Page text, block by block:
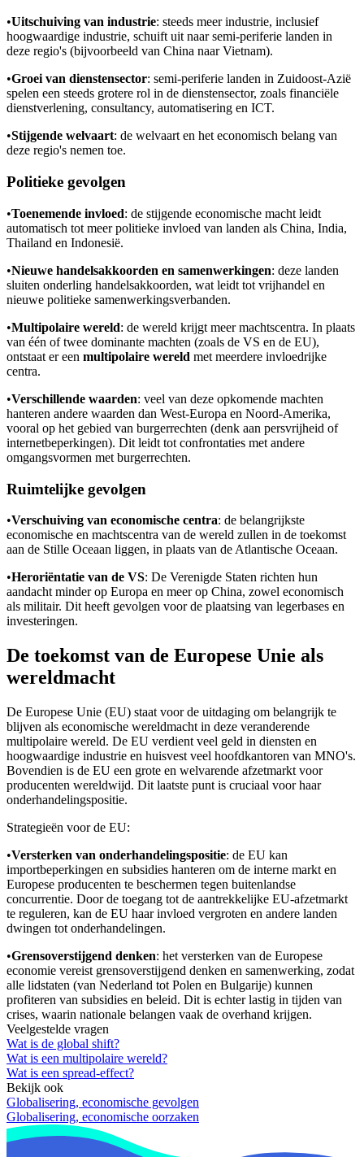
•Uitschuiving van industrie: steeds meer industrie, inclusief
hoogwaardige industrie, schuift uit naar semi-periferie landen in
deze regio's (bijvoorbeeld van China naar Vietnam).
•Groei van dienstensector: semi-periferie landen in Zuidoost-Azië
spelen een steeds grotere rol in de dienstensector, zoals financiële
dienstverlening, consultancy, automatisering en ICT.
•Stijgende welvaart: de welvaart en het economisch belang van
deze regio's nemen toe.
Politieke gevolgen
•Toenemende invloed: de stijgende economische macht leidt
automatisch tot meer politieke invloed van landen als China, India,
Thailand en Indonesië.
•Nieuwe handelsakkoorden en samenwerkingen: deze landen
sluiten onderling handelsakkoorden, wat leidt tot vrijhandel en
nieuwe politieke samenwerkingsverbanden.
•Multipolaire wereld: de wereld krijgt meer machtscentra. In plaats
van één of twee dominante machten (zoals de VS en de EU),
ontstaat er een multipolaire wereld met meerdere invloedrijke
centra.
•Verschillende waarden: veel van deze opkomende machten
hanteren andere waarden dan West-Europa en Noord-Amerika,
vooral op het gebied van burgerrechten (denk aan persvrijheid of
internetbeperkingen). Dit leidt tot confrontaties met andere
omgangsvormen met burgerrechten.
Ruimtelijke gevolgen
•Verschuiving van economische centra: de belangrijkste
economische en machtscentra van de wereld zullen in de toekomst
aan de Stille Oceaan liggen, in plaats van de Atlantische Oceaan.
•Heroriëntatie van de VS: De Verenigde Staten richten hun
aandacht minder op Europa en meer op China, zowel economisch
als militair. Dit heeft gevolgen voor de plaatsing van legerbases en
investeringen.
De toekomst van de Europese Unie als
wereldmacht
De Europese Unie (EU) staat voor de uitdaging om belangrijk te
blijven als economische wereldmacht in deze veranderende
multipolaire wereld. De EU verdient veel geld in diensten en
hoogwaardige industrie en huisvest veel hoofdkantoren van MNO's.
Bovendien is de EU een grote en welvarende afzetmarkt voor
producenten wereldwijd. Dit laatste punt is cruciaal voor haar
onderhandelingspositie.
Strategieën voor de EU:
•Versterken van onderhandelingspositie: de EU kan
importbeperkingen en subsidies hanteren om de interne markt en
Europese producenten te beschermen tegen buitenlandse
concurrentie. Door de toegang tot de aantrekkelijke EU-afzetmarkt
te reguleren, kan de EU haar invloed vergroten en andere landen
dwingen tot onderhandelingen.
•Grensoverstijgend denken: het versterken van de Europese
economie vereist grensoverstijgend denken en samenwerking, zodat
alle lidstaten (van Nederland tot Polen en Bulgarije) kunnen
profiteren van subsidies en beleid. Dit is echter lastig in tijden van
crises, waarin nationale belangen vaak de overhand krijgen.
Veelgestelde vragen
Wat is de global shift?
Wat is een multipolaire wereld?
Wat is een spread-effect?
Bekijk ook
Globalisering, economische gevolgen
Globalisering, economische oorzaken